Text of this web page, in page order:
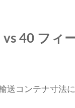
40 フィ
送コンテナ寸法